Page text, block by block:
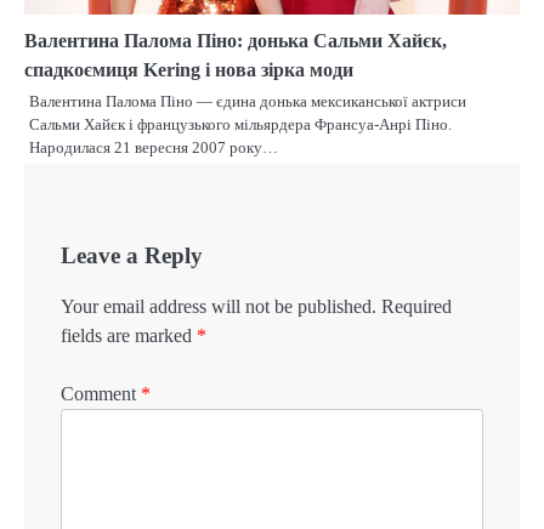
Валентина Палома Піно: донька Сальми Хайєк,
спадкоємиця Kering і нова зірка моди
Валентина Палома Піно — єдина донька мексиканської актриси
Сальми Хайєк і французького мільярдера Франсуа-Анрі Піно.
Народилася 21 вересня 2007 року…
Leave a Reply
Your email address will not be published. Required
fields are marked *
Comment *